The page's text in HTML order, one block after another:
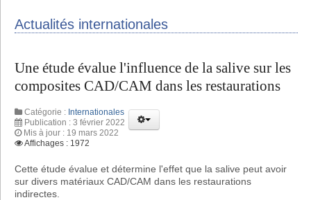
Actualités internationales
Une étude évalue l'influence de la salive sur les
composites CAD/CAM dans les restaurations
Catégorie : Internationales
Publication : 3 février 2022
Mis à jour : 19 mars 2022
Affichages : 1972
Cette étude évalue et détermine l'effet que la salive peut avoir
sur divers matériaux CAD/CAM dans les restaurations
indirectes.